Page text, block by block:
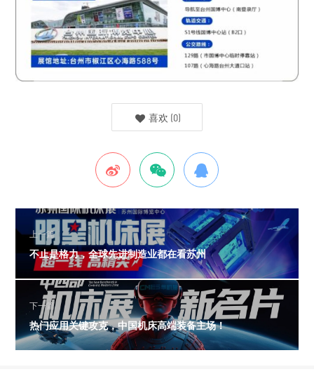
喜欢 (0)
上一篇
不止是格力，全球先进制造业都在看苏州
下一篇
热门应用关键攻克，中国机床高端装备主场！